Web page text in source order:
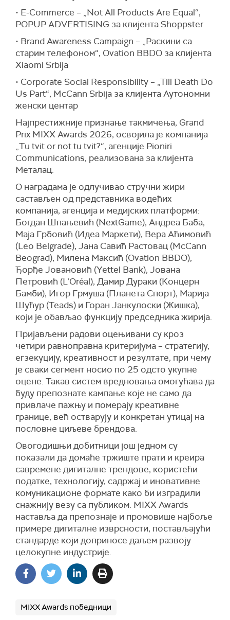
• E-Commerce – „Not All Products Are Equal“,
POPUP ADVERTISING за клијента Shoppster
• Brand Awareness Campaign – „Раскини са
старим телефоном“, Ovation BBDO за клијента
Xiaomi Srbija
• Corporate Social Responsibility – „Till Death Do
Us Part“, McCann Srbija за клијента Аутономни
женски центар
Најпрестижније признање такмичења, Grand
Prix MIXX Awards 2026, освојила је компанија
„Tu tvit or not tu tvit?“, агенције Pioniri
Communications, реализована за клијента
Металац.
О наградама је одлучивао стручни жири
састављен од представника водећих
компанија, агенција и медијских платформи:
Богдан Шпањевић (NextGame), Андреа Баба,
Маја Грбовић (Идеа Маркети), Вера Аћимовић
(Leo Belgrade), Јана Савић Растовац (McCann
Beograd), Милена Максић (Ovation BBDO),
Ђорђе Јовановић (Yettel Bank), Јована
Петровић (L’Oréal), Дамир Дураки (Концерн
Бамби), Игор Грмуша (Планета Спорт), Марија
Шућур (Teads) и Горан Јанкулоски (Жишка),
који је обављао функцију председника жирија.
Пријављени радови оцењивани су кроз
четири равноправна критеријума – стратегију,
егзекуцију, креативност и резултате, при чему
је сваки сегмент носио по 25 одсто укупне
оцене. Такав систем вредновања омогућава да
буду препознате кампање које не само да
привлаче пажњу и померају креативне
границе, већ остварују и конкретан утицај на
пословне циљеве брендова.
Овогодишњи добитници још једном су
показали да домаће тржиште прати и креира
савремене дигиталне трендове, користећи
податке, технологију, садржај и иновативне
комуникационе формате како би изградили
снажнију везу са публиком. MIXX Awards
наставља да препознаје и промовише најбоље
примере дигиталне изврсности, постављајући
стандарде који доприносе даљем развоју
целокупне индустрије.
MIXX Awards победници